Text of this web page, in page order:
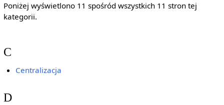
Poniżej wyświetlono 11 spośród wszystkich 11 stron tej
kategorii.
C
Centralizacja
D